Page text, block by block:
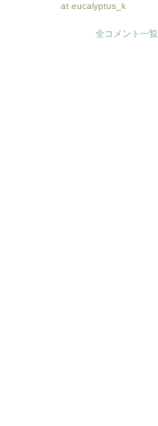
at eucalyptus_k
全コメント一